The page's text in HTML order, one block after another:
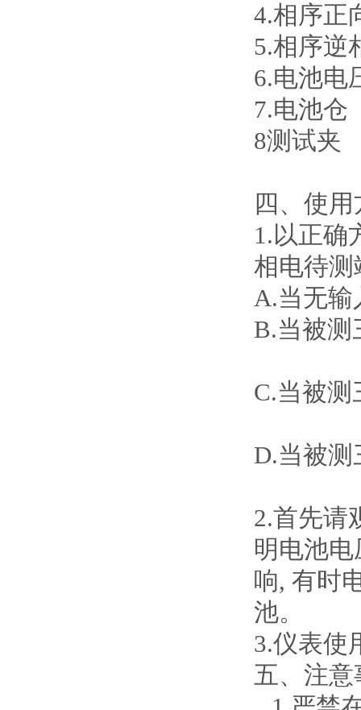
4.相序正
5.相序逆
6.电池电
7.电池仓
8测试夹
四、使
1.以正确
相电待
A.当无输
B.当被测
C.当被
D.当被
2.首先请
明电池
响, 有时
池。
3.仪表使
五、注意